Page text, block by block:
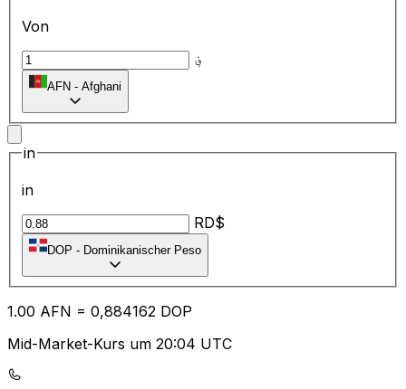
Von
؋
AFN - Afghani
in
in
RD$
DOP - Dominikanischer Peso
1.00 AFN = 0,884162 DOP
Mid-Market-Kurs um 20:04 UTC